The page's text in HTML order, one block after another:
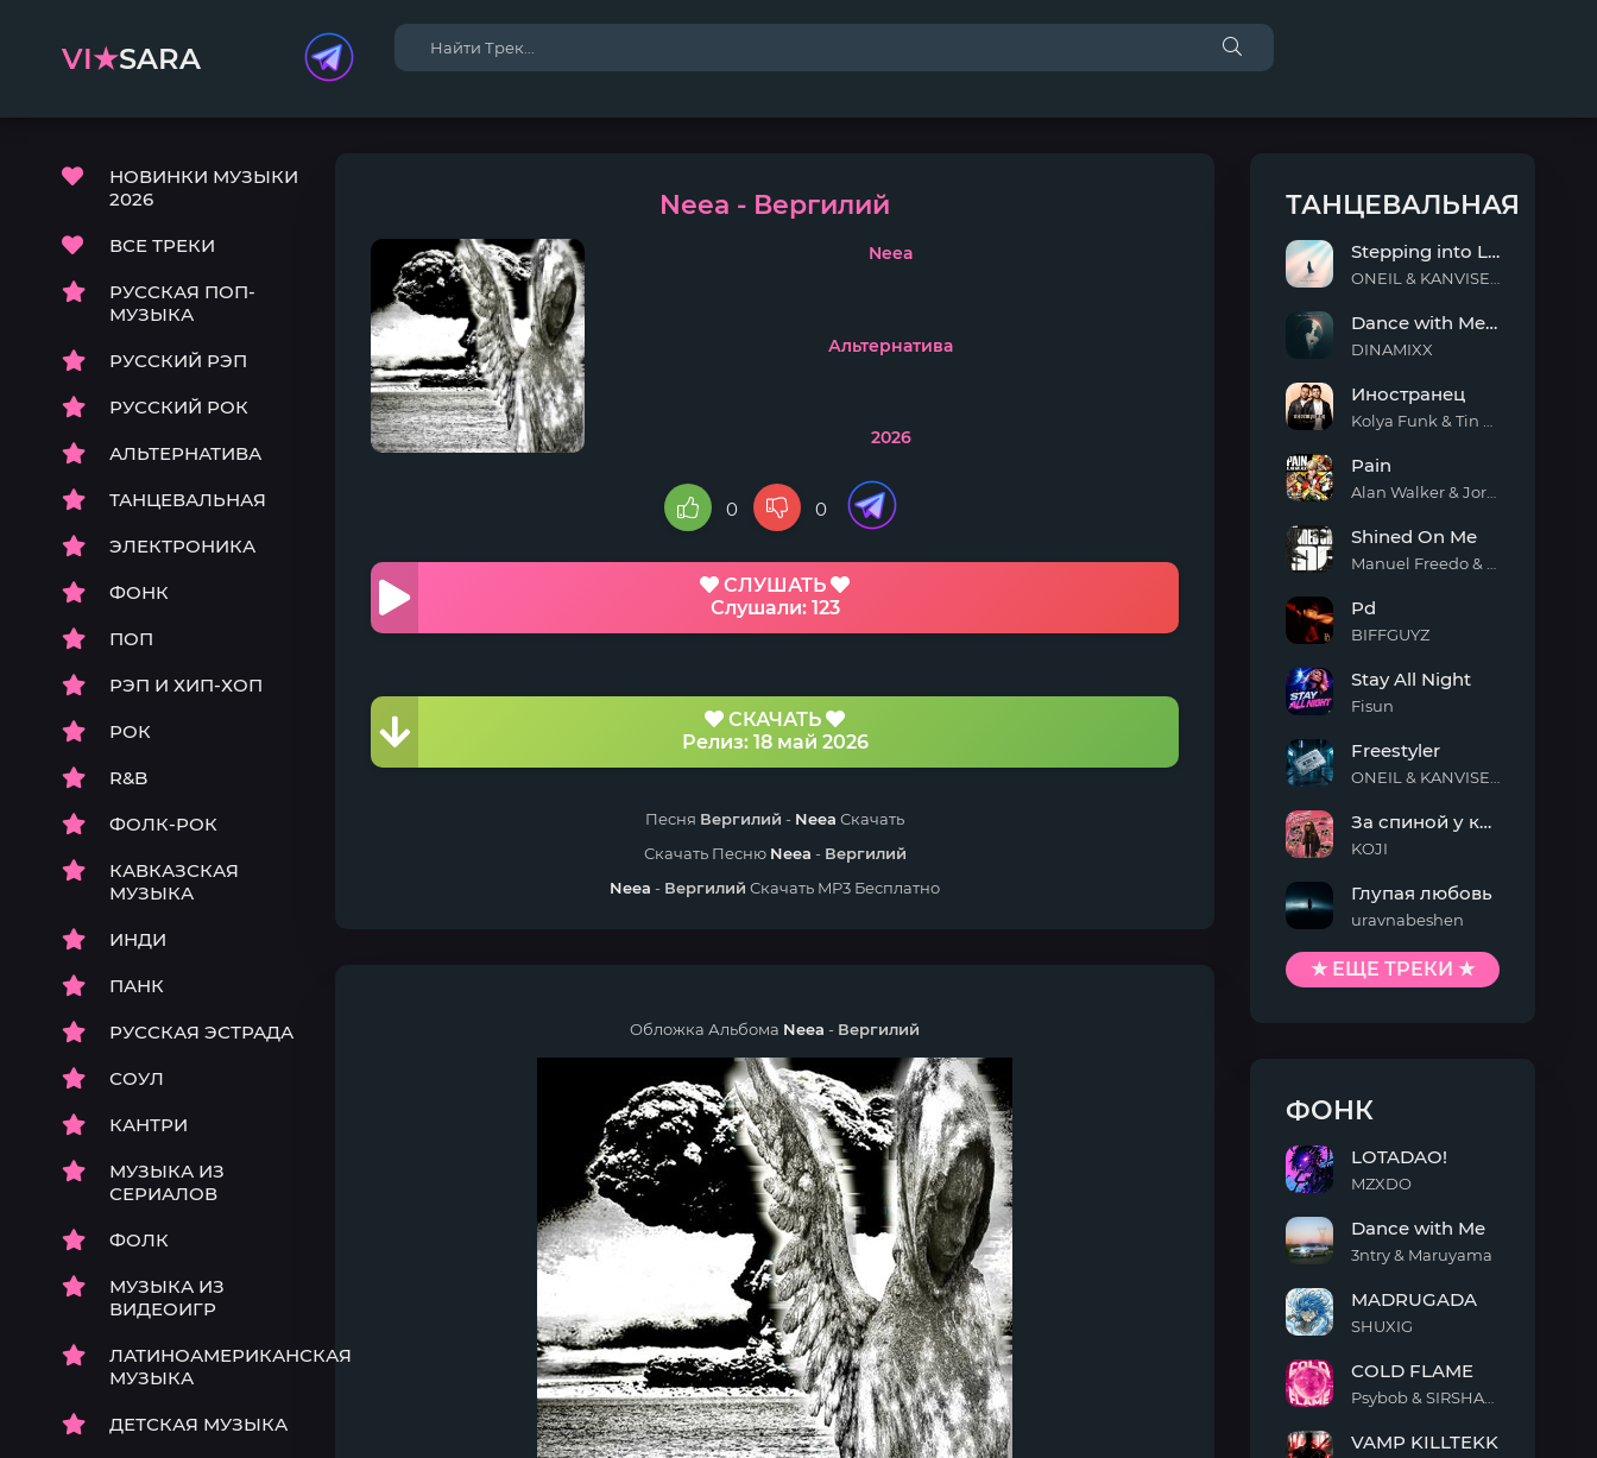
VI★SARA
НОВИНКИ МУЗЫКИ
2026
ВСЕ ТРЕКИ
РУССКАЯ ПОП-
МУЗЫКА
РУССКИЙ РЭП
РУССКИЙ РОК
АЛЬТЕРНАТИВА
ТАНЦЕВАЛЬНАЯ
ЭЛЕКТРОНИКА
ФОНК
ПОП
РЭП И ХИП-ХОП
РОК
R&B
ФОЛК-РОК
КАВКАЗСКАЯ
МУЗЫКА
ИНДИ
ПАНК
РУССКАЯ ЭСТРАДА
СОУЛ
КАНТРИ
МУЗЫКА ИЗ
СЕРИАЛОВ
ФОЛК
МУЗЫКА ИЗ
ВИДЕОИГР
ЛАТИНОАМЕРИКАНСКАЯ
МУЗЫКА
ДЕТСКАЯ МУЗЫКА
Neea - Вергилий
Neea
Альтернатива
2026
0 0
СЛУШАТЬ
Слушали: 123
СКАЧАТЬ
Релиз: 18 май 2026
Песня Вергилий - Neea Скачать
Скачать Песню Neea - Вергилий
Neea - Вергилий Скачать MP3 Бесплатно
Обложка Альбома Neea - Вергилий
ТАНЦЕВАЛЬНАЯ
into
Light
Stepping into Light
with
Me
Dance with Me Tonight
DINAMIXX
Иностранец
Pain
On
Me
Shined On Me
Pd
BIFFGUYZ
All
Night
Stay All Night
Fisun
Freestyler
спиной
у
За спиной у кисы
KOJI
любовь
Глупая любовь
uravnabeshen
★ ЕЩЕ ТРЕКИ ★
ФОНК
LOTADAO!
MZXDO
with
Me
Dance with Me
3ntry & Maruyama
MADRUGADA
SHUXIG
FLAME
COLD FLAME
VAMP KILLTEKK